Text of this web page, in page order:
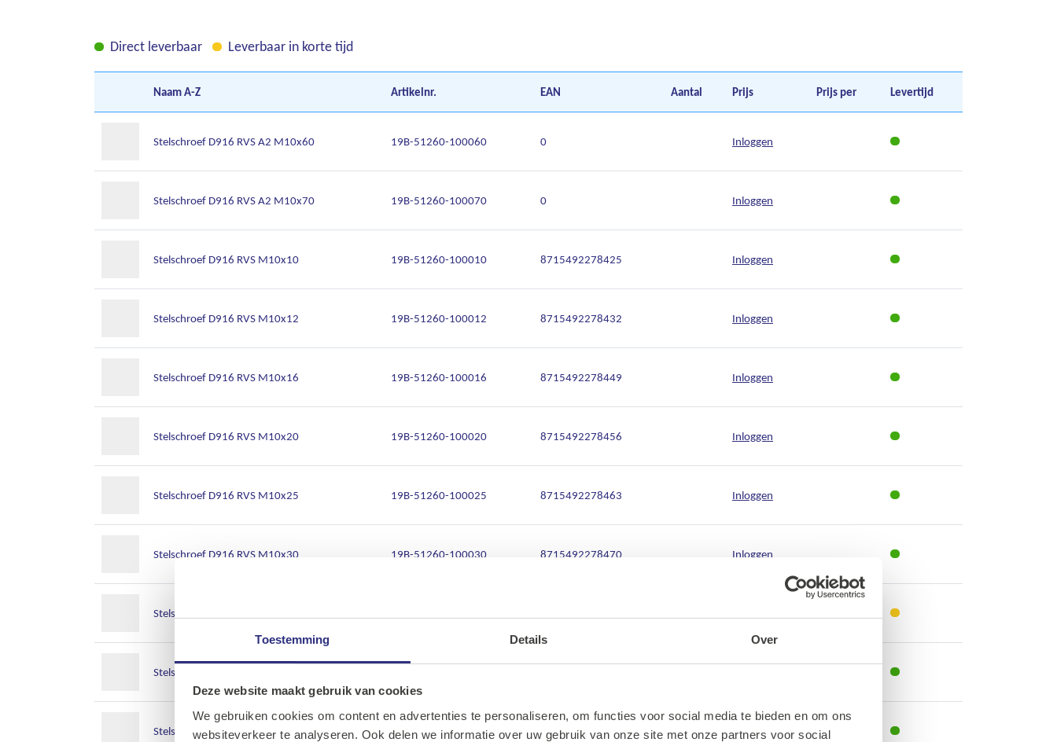
Toestemming Details Over
Deze website maakt gebruik van cookies
We gebruiken cookies om content en advertenties te personaliseren, om functies voor social media te bieden en om ons
websiteverkeer te analyseren. Ook delen we informatie over uw gebruik van onze site met onze partners voor social
Onze diensten
Direct leverbaar Leverbaar in korte tijd
NaamA-Z Artikelnr. EAN Aantal Prijs Prijs per Levertijd
Stelschroef D916 RVS A2 M10x60 19B-51260-100060 0 Inloggen
Stelschroef D916 RVS A2 M10x70 19B-51260-100070 0 Inloggen
Stelschroef D916 RVS M10x10 19B-51260-100010 8715492278425 Inloggen
Stelschroef D916 RVS M10x12 19B-51260-100012 8715492278432 Inloggen
Stelschroef D916 RVS M10x16 19B-51260-100016 8715492278449 Inloggen
Stelschroef D916 RVS M10x20 19B-51260-100020 8715492278456 Inloggen
Stelschroef D916 RVS M10x25 19B-51260-100025 8715492278463 Inloggen
Stelschroef D916 RVS M10x30 19B-51260-100030 8715492278470 Inloggen
Stelschroef D916 RVS M10x35
Stelschroef D916 RVS M10x40
Stelschroef D916 RVS M10x50 19B-51260-100050 8715492278500 Inloggen